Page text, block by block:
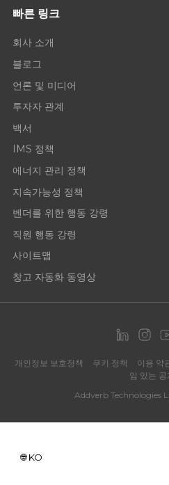
빠른 링크
회사 소개
블로그
언론 및 미디어
투자자 관계
백서
IMS 정책
에너지 관리 정책
지속가능성 정책
벤더를 위한 행동 강령
직원 행동 강령
사이트맵
창고 자동화 동영상
개인정보 보호정책 쿠키 정책 이용 약
임 있는 공
Addverb Technologies
KO